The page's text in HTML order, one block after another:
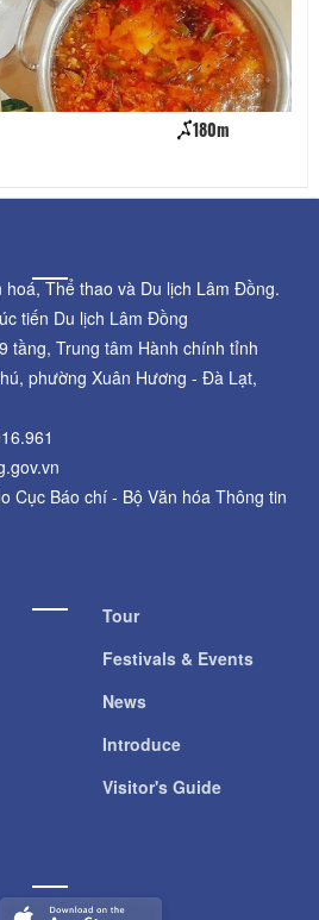
180m
hoá, Thể thao và Du lịch Lâm Đồng.
tiến Du lịch Lâm Đồng
tầng, Trung tâm Hành chính tỉnh
phường Xuân Hương - Đà Lạt,
Cục Báo chí - Bộ Văn hóa Thông tin
Tour
Festivals & Events
News
Introduce
Visitor's Guide